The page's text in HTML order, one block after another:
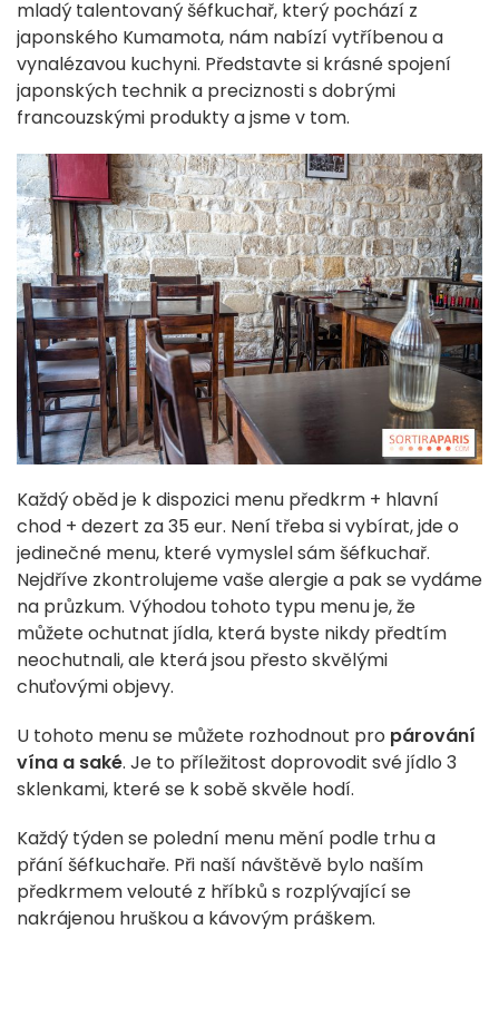
mladý talentovaný šéfkuchař, který pochází z
japonského Kumamota, nám nabízí vytříbenou a
vynalézavou kuchyni. Představte si krásné spojení
japonských technik a preciznosti s dobrými
francouzskými produkty a jsme v tom.
Každý oběd je k dispozici menu předkrm + hlavní
chod + dezert za 35 eur. Není třeba si vybírat, jde o
jedinečné menu, které vymyslel sám šéfkuchař.
Nejdříve zkontrolujeme vaše alergie a pak se vydáme
na průzkum. Výhodou tohoto typu menu je, že
můžete ochutnat jídla, která byste nikdy předtím
neochutnali, ale která jsou přesto skvělými
chuťovými objevy.
U tohoto menu se můžete rozhodnout pro párování
vína a saké. Je to příležitost doprovodit své jídlo 3
sklenkami, které se k sobě skvěle hodí.
Každý týden se polední menu mění podle trhu a
přání šéfkuchaře. Při naší návštěvě bylo naším
předkrmem velouté z hříbků s rozplývající se
nakrájenou hruškou a kávovým práškem.